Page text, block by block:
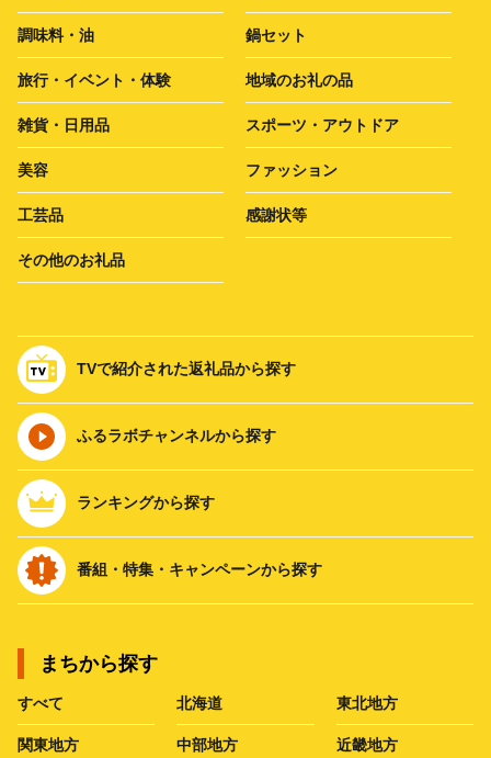
調味料・油 鍋セット
旅行・イベント・体験 地域のお礼の品
雑貨・日用品 スポーツ・アウトドア
美容 ファッション
工芸品 感謝状等
その他のお礼品
TVで紹介された返礼品から探す
ふるラボチャンネルから探す
ランキングから探す
番組・特集・キャンペーンから探す
まちから探す
すべて 北海道 東北地方
関東地方 中部地方 近畿地方